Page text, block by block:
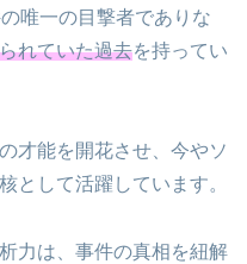
唯一の目撃者でありな
れていた過去を持ってい
才能を開花させ、今やソ
として活躍しています。
力は、事件の真相を紐解